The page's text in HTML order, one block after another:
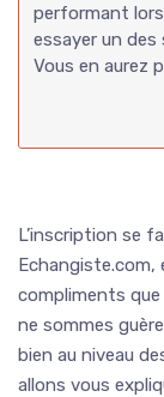
performant
essayer un
Vous en aurez
L’inscription se
Echangiste.com,
compliments
ne sommes
bien au niveau
allons vous